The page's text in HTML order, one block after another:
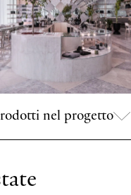
nel progetto